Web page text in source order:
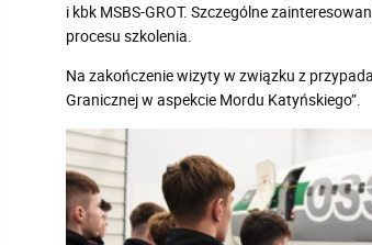
i kbk MSBS-GROT. Szczególne
procesu szkolenia.
Na zakończenie wizyty w związku z
Granicznej w aspekcie Mordu Katyńskiego”.